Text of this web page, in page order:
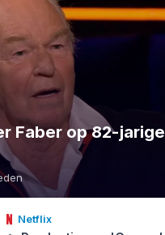
Faber op 82-
Netflix